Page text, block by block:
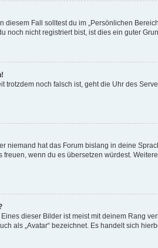
Fall solltest du im „Persönlichen
nicht registriert bist, ist dies ein guter
noch falsch ist, geht die Uhr des
hat das Forum bislang in deine
wenn du es übersetzen würdest.
dieser Bilder ist meist mit deinem Rang
als „Avatar“ bezeichnet. Es handelt sich